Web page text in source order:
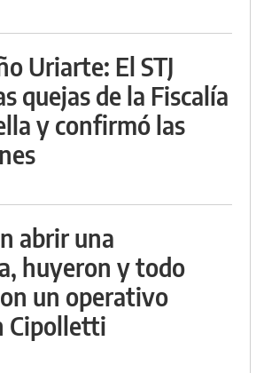
Uriarte: El STJ
quejas de la Fiscalía
y confirmó las
abrir una
huyeron y todo
un operativo
Cipolletti